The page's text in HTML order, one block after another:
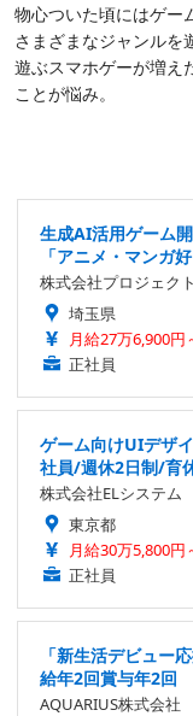
物心ついた頃にはゲー
さまざまなジャンルを
遊ぶスマホゲーが増え
ことが悩み。
生成AI活用ゲーム
「アニメ・マンガ
株式会社プロジェク
埼玉県
月給27万6,900円
正社員
ゲーム向けUIデザ
社員/週休2日制/育
株式会社ELシステム
東京都
月給30万5,800円
正社員
「新生活デビュー
給年2回賞与年2回
AQUARIUS株式会社